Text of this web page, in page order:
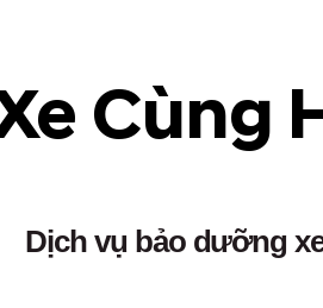
Cùng
Dịch vụ bảo dưỡng